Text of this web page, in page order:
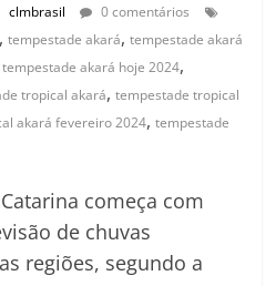
clmbrasil
0 comentários
,tempestade akará,tempestade akará
tempestade akará hoje 2024,
tropical akará,tempestade tropical
akará fevereiro 2024,tempestade
começa com
de chuvas
regiões, segundo a